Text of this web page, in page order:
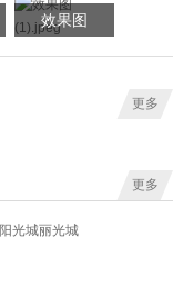
效果图
更多
更多